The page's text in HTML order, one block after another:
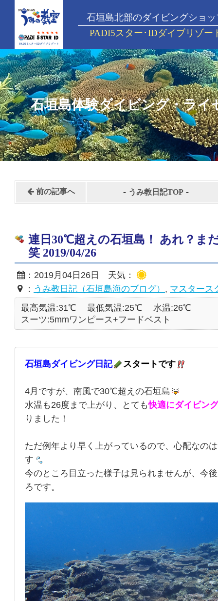
石垣島北部のダイビングショッ
PADI5スター･IDダイブリゾー
石垣島体験ダイビング・ライ
前の記事へ - うみ教日記TOP -
連日30℃超えの石垣島！ あれ？ま
笑 2019/04/26
：2019月04日26日 天気：
： うみ教日記（石垣島海のブログ） , マスタース
最高気温:31℃
最低気温:25℃
水温:26℃
スーツ:5mmワンピース+フードベスト
石垣島ダイビング日記 スタートです
4月ですが、南風で30℃超えの石垣島
水温も26度まで上がり、とても快適にダイビング
りました！
ただ例年より早く上がっているので、心配なの
す
今のところ目立った様子は見られませんが、今
ろです。